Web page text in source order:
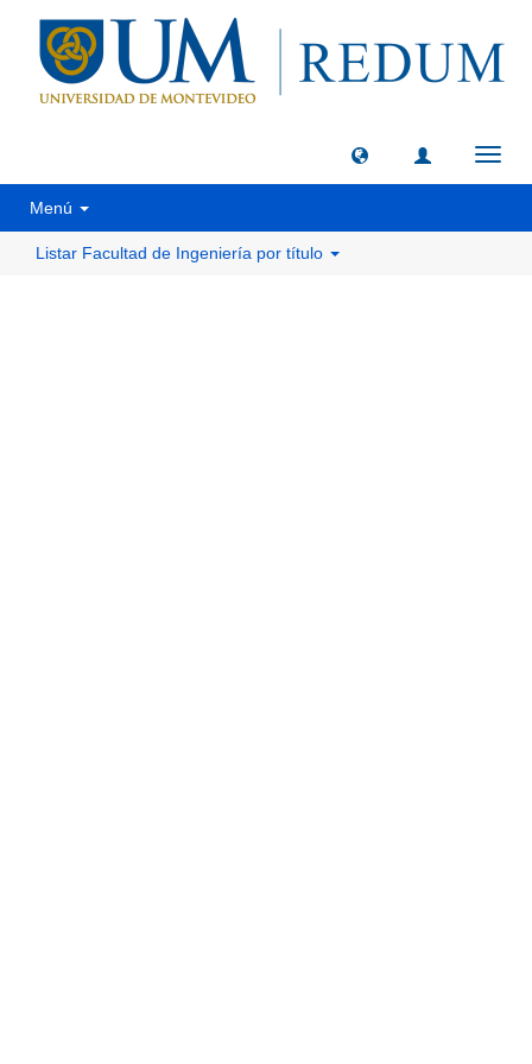
Menú
Listar Facultad de Ingeniería por título